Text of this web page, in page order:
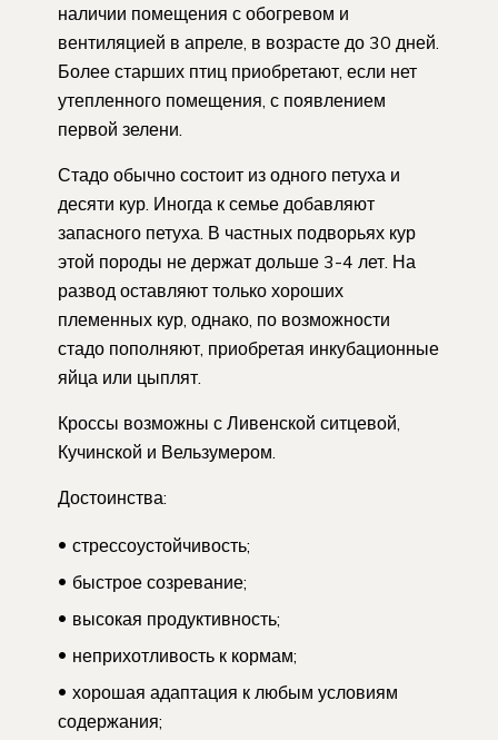
наличии помещения с обогревом и
вентиляцией в апреле, в возрасте до 30 дней.
Более старших птиц приобретают, если нет
утепленного помещения, с появлением
первой зелени.
Стадо обычно состоит из одного петуха и
десяти кур. Иногда к семье добавляют
запасного петуха. В частных подворьях кур
этой породы не держат дольше 3-4 лет. На
развод оставляют только хороших
племенных кур, однако, по возможности
стадо пополняют, приобретая инкубационные
яйца или цыплят.
Кроссы возможны с Ливенской ситцевой,
Кучинской и Вельзумером.
Достоинства:
стрессоустойчивость;
быстрое созревание;
высокая продуктивность;
неприхотливость к кормам;
хорошая адаптация к любым условиям
содержания;